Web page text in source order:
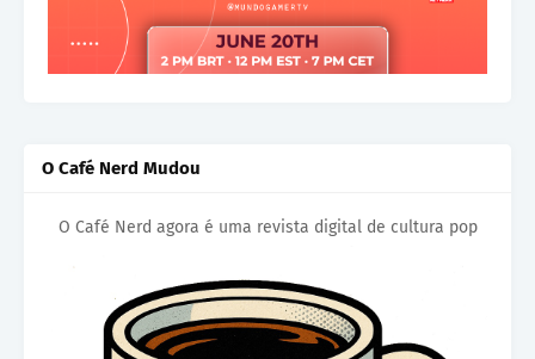
O Café Nerd Mudou
O Café Nerd agora é uma revista digital de cultura pop